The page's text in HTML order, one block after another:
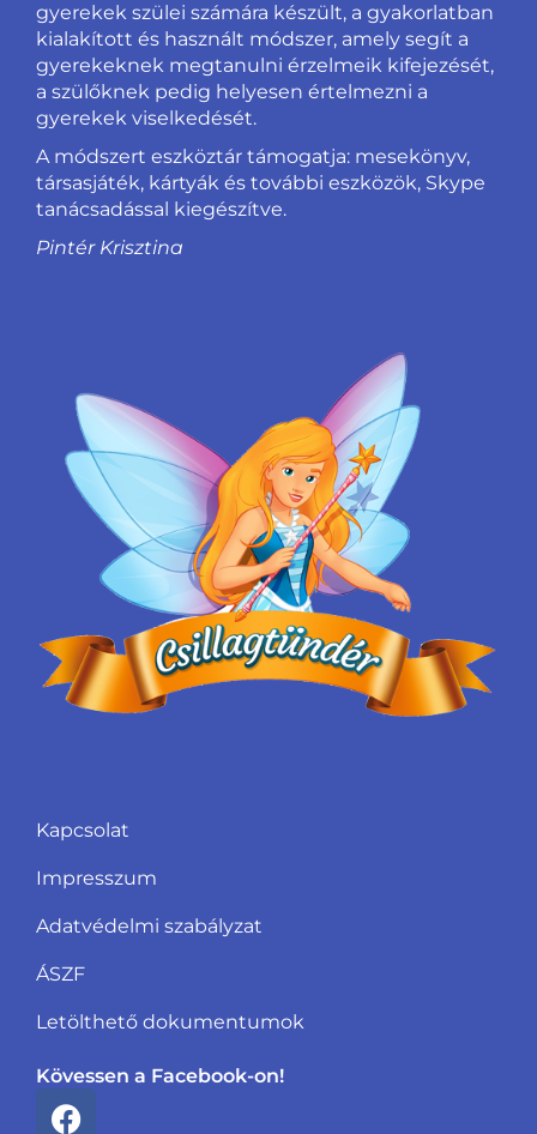
gyerekek szülei számára készült, a gyakorlatban
kialakított és használt módszer, amely segít a
gyerekeknek megtanulni érzelmeik kifejezését,
a szülőknek pedig helyesen értelmezni a
gyerekek viselkedését.
A módszert eszköztár támogatja: mesekönyv,
társasjáték, kártyák és további eszközök, Skype
tanácsadással kiegészítve.
Pintér Krisztina
Kapcsolat
Impresszum
Adatvédelmi szabályzat
ÁSZF
Letölthető dokumentumok
Kövessen a Facebook-on!
F